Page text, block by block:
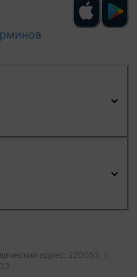
адрес: 220053, г.